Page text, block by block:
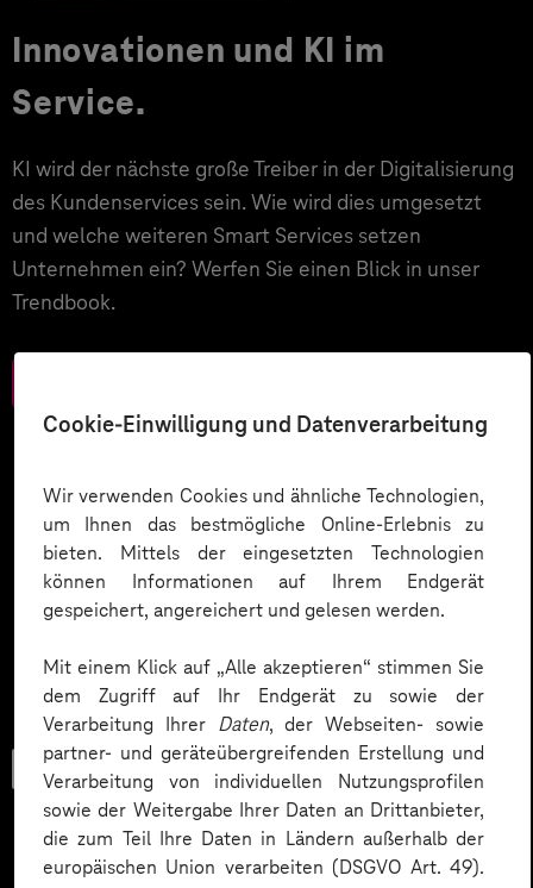
Cookie-Einwilligung und Datenverarbeitung
Wir verwenden Cookies und ähnliche Technologien,
um Ihnen das bestmögliche Online-Erlebnis zu
bieten. Mittels der eingesetzten Technologien
können Informationen auf Ihrem Endgerät
gespeichert, angereichert und gelesen werden.
Mit einem Klick auf „Alle akzeptieren“ stimmen Sie
dem Zugriff auf Ihr Endgerät zu sowie der
Verarbeitung Ihrer Daten, der Webseiten- sowie
partner- und geräteübergreifenden Erstellung und
Verarbeitung von individuellen Nutzungsprofilen
sowie der Weitergabe Ihrer Daten an Drittanbieter,
die zum Teil Ihre Daten in Ländern außerhalb der
europäischen Union verarbeiten (DSGVO Art. 49).
Innovationen und KI im
Service.
KI wird der nächste große Treiber in der Digitalisierung
des Kundenservices sein. Wie wird dies umgesetzt
und welche weiteren Smart Services setzen
Unternehmen ein? Werfen Sie einen Blick in unser
Trendbook.
Trend-Porträt